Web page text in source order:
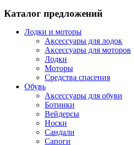
Каталог предложений
Лодки и моторы
Аксессуары для лодок
Аксессуары для моторов
Лодки
Моторы
Средства спасения
Обувь
Аксессуары для обуви
Ботинки
Вейдерсы
Носки
Сандали
Сапоги